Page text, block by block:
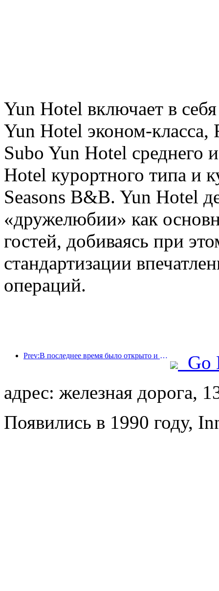
Yun Hotel включает в
Yun Hotel эконом-класса,
Subo Yun Hotel среднего
Hotel курортного типа и
Seasons B&B. Yun Hotel
«дружелюбии» как
гостей, добиваясь при
стандартизации
операций.
Prev:В последнее время было открыто и расширено множество международных маршрутов.
Go
адрес: железная дорога,
Появились в 1990 году,